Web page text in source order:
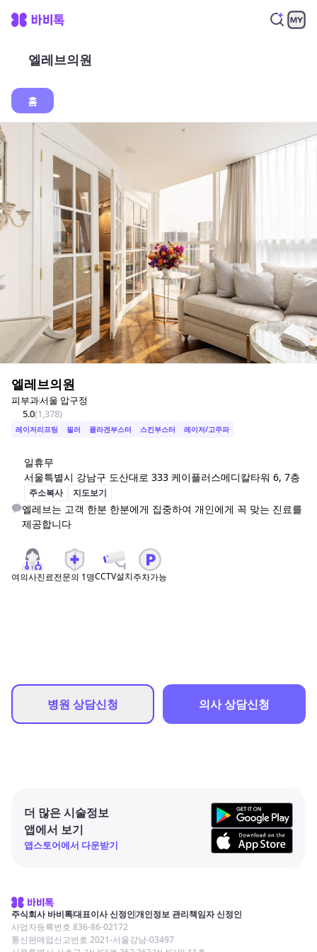
엘레브의원
홈
엘레브의원
피부과서울 압구정
5.0(1,378)
레이저리프팅 필러 콜라겐부스터 스킨부스터 레이저/고주파
일휴무
서울특별시 강남구 도산대로 333 케이플러스메디칼타워 6, 7층
주소복사 지도보기
엘레브는 고객 한분 한분에게 집중하여 개인에게 꼭 맞는 진료를
제공합니다
여의사진료전문의 1명CCTV설치주차가능
병원 상담신청 의사 상담신청
더 많은 시술정보
앱에서 보기
앱스토어에서 다운받기
주식회사 바비톡대표이사 신정인개인정보 관리책임자 신정인
사업자등록번호 836-86-02172
통신판매업신고번호 2021-서울강남-03497